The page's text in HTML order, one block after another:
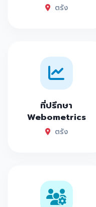
ตรัง
ที่ปรึกษา
Webometrics
ตรัง